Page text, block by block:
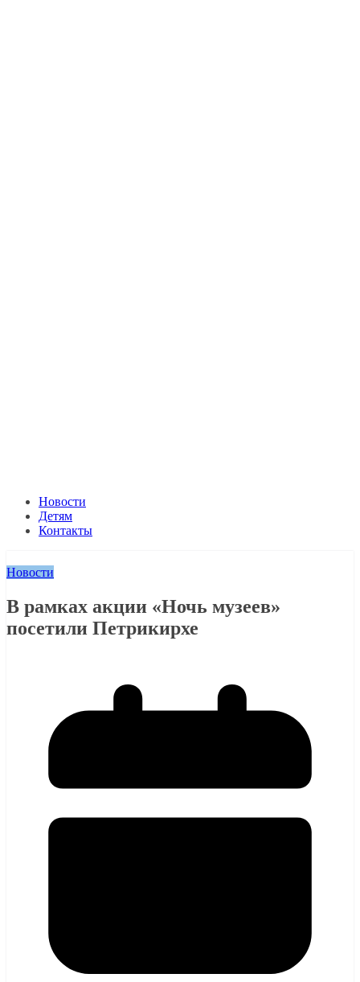
Новости
Детям
Контакты
Новости
В рамках акции «Ночь музеев»
посетили Петрикирхе